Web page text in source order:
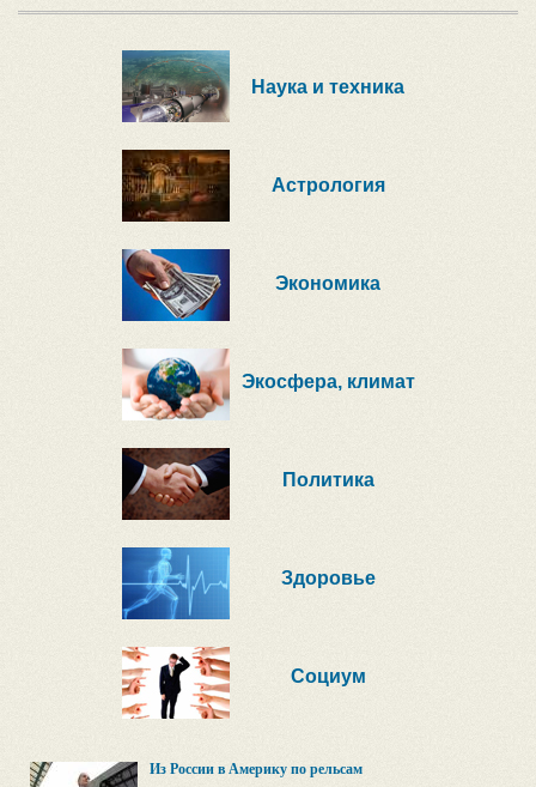
Наука и техника
Астрология
Экономика
Экосфера, климат
Политика
Здоровье
Социум
Из России в Америку по рельсам